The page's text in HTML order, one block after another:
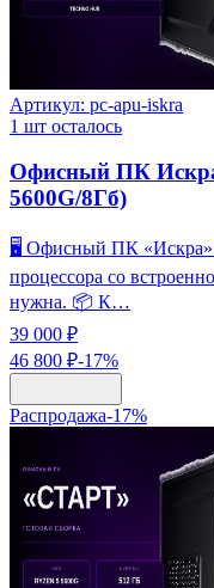
Артикул: pc-apu-iskra
1 шт осталось
Офисный ПК
5600G/8Гб)
🖥️ Офисный ПК
процессора со
нужна. 📦 К…
39 000 ₽
46 800 ₽-17%
Распродажа-17%